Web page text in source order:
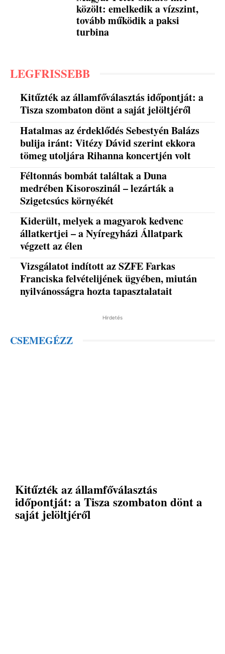
közölt: emelkedik a vízszint,
tovább működik a paksi
turbina
LEGFRISSEBB
Kitűzték az államfőválasztás időpontját: a
Tisza szombaton dönt a saját jelöltjéről
Hatalmas az érdeklődés Sebestyén Balázs
bulija iránt: Vitézy Dávid szerint ekkora
tömeg utoljára Rihanna koncertjén volt
Féltonnás bombát találtak a Duna
medrében Kisoroszinál – lezárták a
Szigetcsúcs környékét
Kiderült, melyek a magyarok kedvenc
állatkertjei – a Nyíregyházi Állatpark
végzett az élen
Vizsgálatot indított az SZFE Farkas
Franciska felvételijének ügyében, miután
nyilvánosságra hozta tapasztalatait
Hirdetés
CSEMEGÉZZ
Kitűzték az államfőválasztás
időpontját: a Tisza szombaton dönt a
saját jelöltjéről